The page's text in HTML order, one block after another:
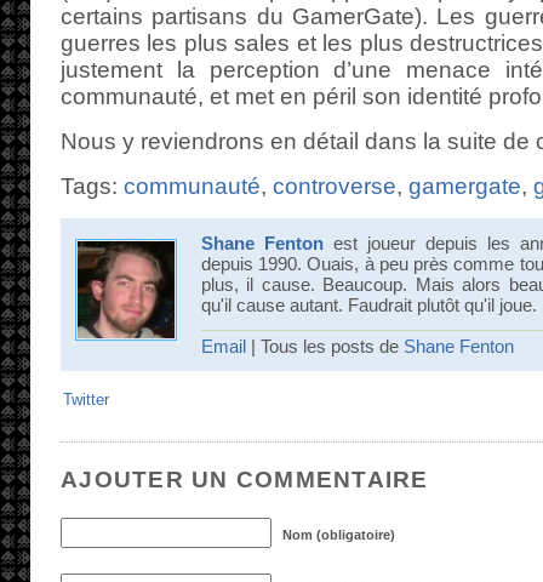
certains partisans du GamerGate). Les
guerres les plus sales et les plus
justement la perception d’une menace
communauté, et met en péril son identité
Nous y reviendrons en détail dans la suite de
Tags: communauté, controverse, gamergate,
Shane Fenton est joueur depuis les
depuis 1990. Ouais, à peu près comme
plus, il cause. Beaucoup. Mais alors
qu'il cause autant. Faudrait plutôt qu'il joue.
Email | Tous les posts de Shane Fenton
Twitter
AJOUTER UN COMMENTAIRE
Nom (obligatoire)